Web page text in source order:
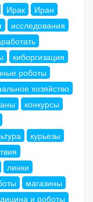
Ирак
Иран
исследования
киборгизация
роботы
хозяйство
конкурсы
курьезы
линки
магазины
и роботы